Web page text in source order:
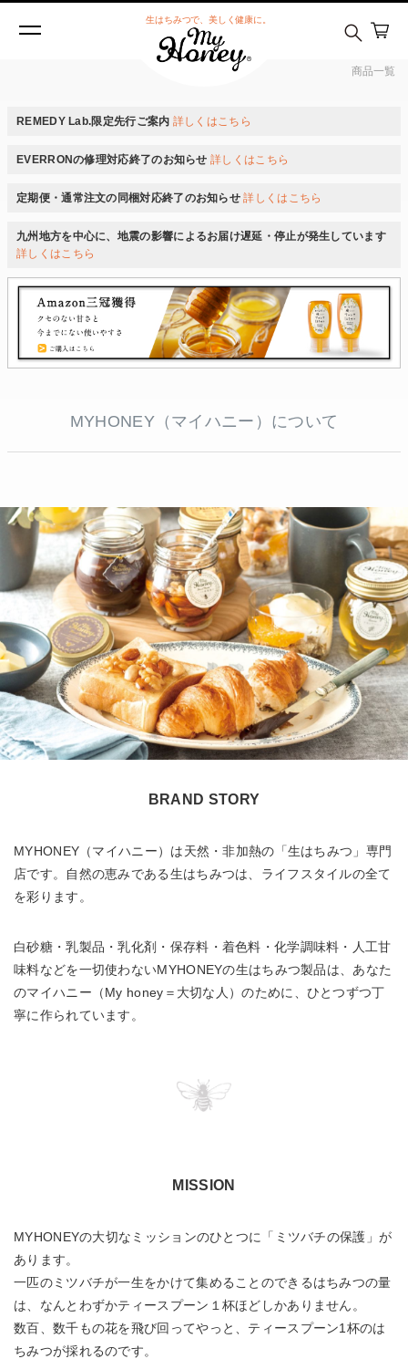
商品一覧
生はちみつで、美しく健康に。
REMEDY Lab.限定先行ご案内 詳しくはこちら
EVERRONの修理対応終了のお知らせ 詳しくはこちら
定期便・通常注文の同梱対応終了のお知らせ 詳しくはこちら
九州地方を中心に、地震の影響によるお届け遅延・停止が発生しています
詳しくはこちら
MYHONEY（マイハニー）について
BRAND STORY
MYHONEY（マイハニー）は天然・非加熱の「生はちみつ」専門
店です。自然の恵みである生はちみつは、ライフスタイルの全て
を彩ります。
白砂糖・乳製品・乳化剤・保存料・着色料・化学調味料・人工甘
味料などを一切使わないMYHONEYの生はちみつ製品は、あなた
のマイハニー（My honey＝大切な人）のために、ひとつずつ丁
寧に作られています。
MISSION
MYHONEYの大切なミッションのひとつに「ミツバチの保護」が
あります。
一匹のミツバチが一生をかけて集めることのできるはちみつの量
は、なんとわずかティースプーン１杯ほどしかありません。
数百、数千もの花を飛び回ってやっと、ティースプーン1杯のは
ちみつが採れるのです。